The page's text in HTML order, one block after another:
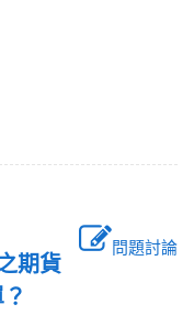
問題討論
期貨
？